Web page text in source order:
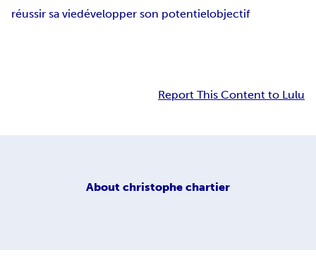
réussir sa viedévelopper son potentielobjectif
Report This Content to Lulu
About christophe chartier